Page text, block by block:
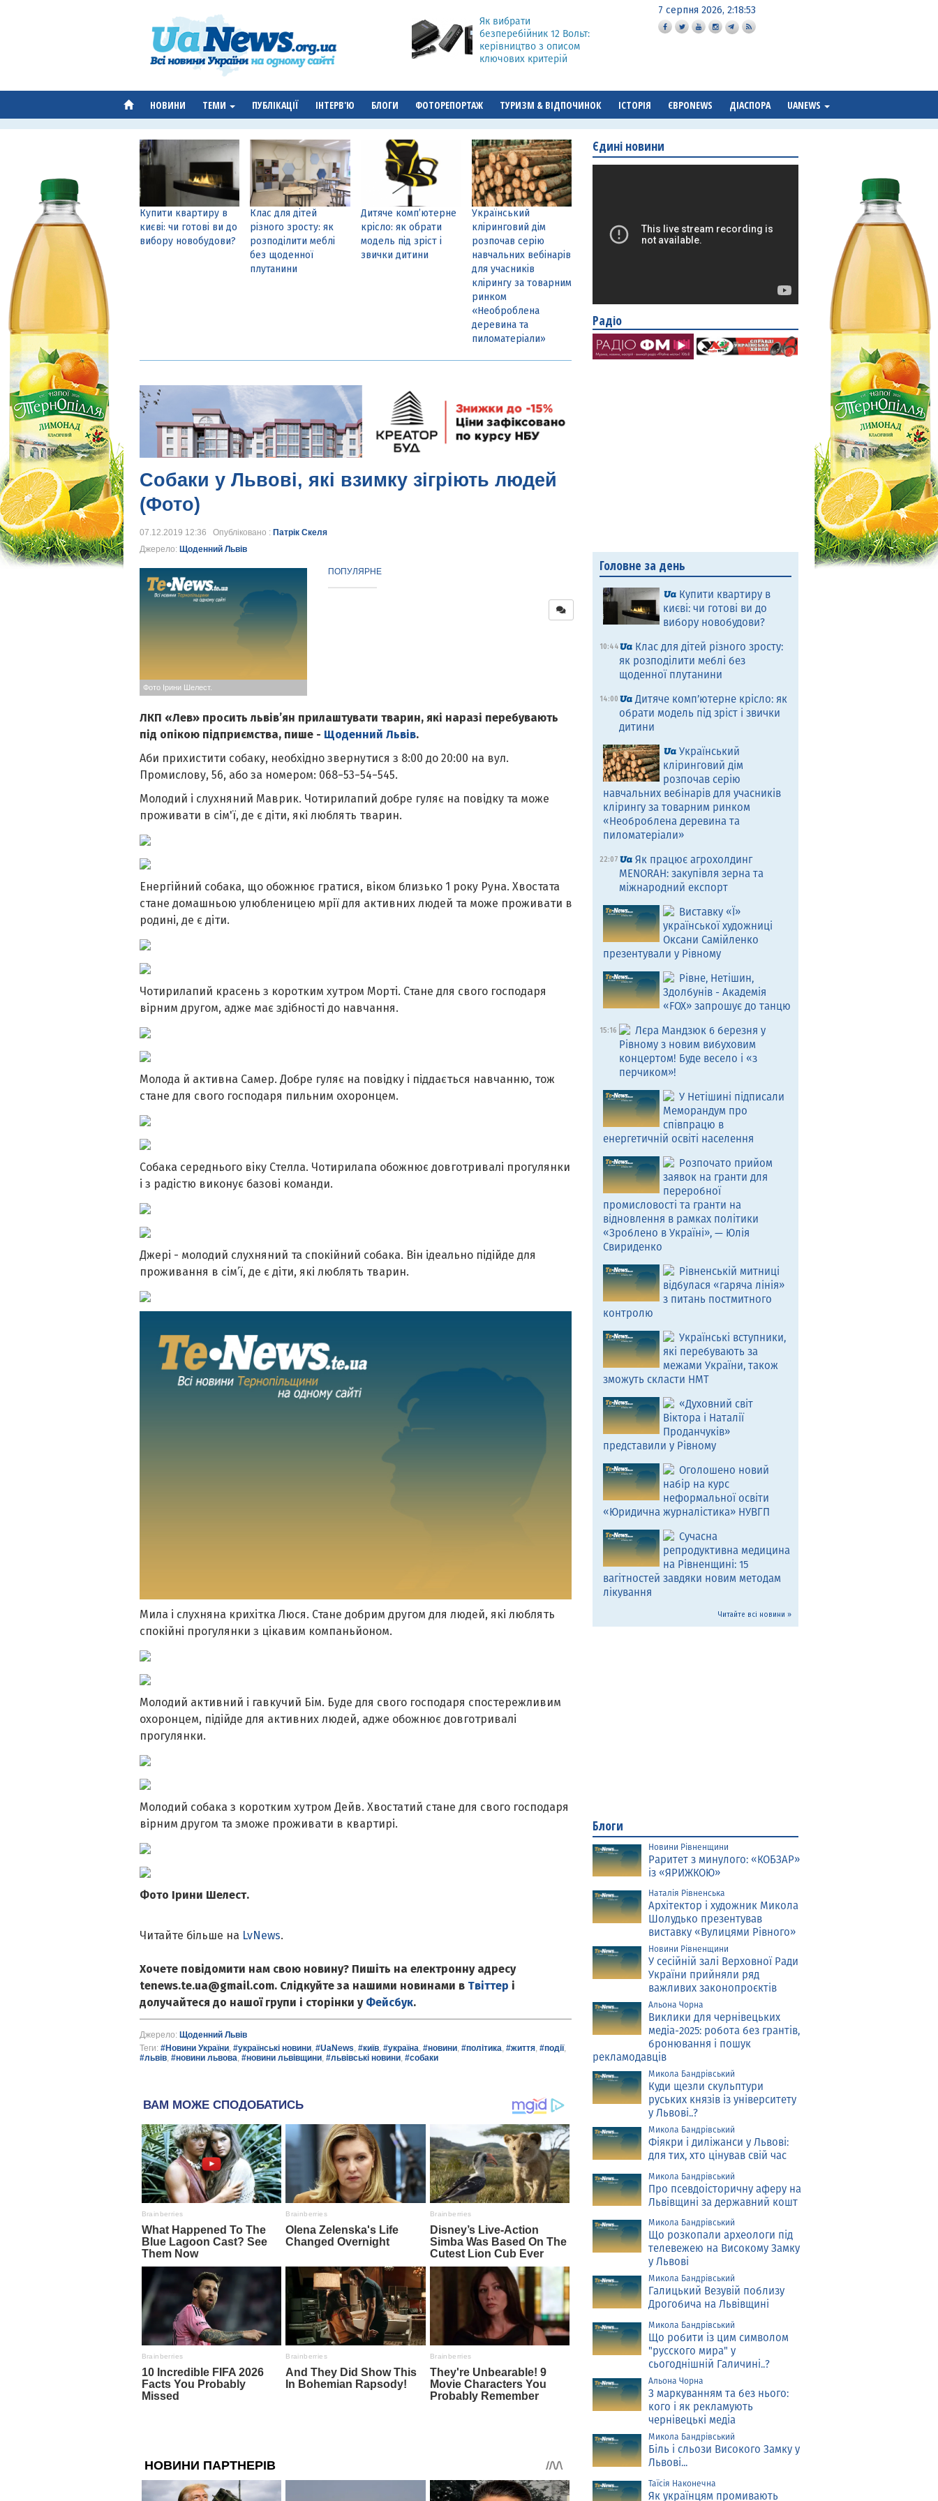
Як вибрати
безперебійник 12 Вольт:
керівництво з описом
ключових критерій
7 серпня 2026, 2:18:54
НОВИНИ ТЕМИ ПУБЛІКАЦІЇ ІНТЕРВ'Ю БЛОГИ ФОТОРЕПОРТАЖ ТУРИЗМ & ВІДПОЧИНОК ІСТОРІЯ ЄВРОNEWS ДІАСПОРА UANEWS
Купити квартиру в
києві: чи готові ви до
вибору новобудови?
Клас для дітей
різного зросту: як
розподілити меблі
без щоденної
плутанини
Дитяче комп’ютерне
крісло: як обрати
модель під зріст і
звички дитини
Український
кліринговий дім
розпочав серію
навчальних вебінарів
для учасників
клірингу за товарним
ринком
«Необроблена
деревина та
пиломатеріали»
Собаки у Львові, які взимку зігріють людей
(Фото)
07.12.2019 12:36 Опубліковано : Патрік Скеля
Джерело: Щоденний Львів
Фото Ірини Шелест.
ПОПУЛЯРНЕ
ЛКП «Лев» просить львів’ян прилаштувати тварин, які наразі перебувають
під опікою підприємства, пише - Щоденний Львів.
Аби прихистити собаку, необхідно звернутися з 8:00 до 20:00 на вул.
Промислову, 56, або за номером: 068−53−54−545.
Молодий і слухняний Маврик. Чотирилапий добре гуляє на повідку та може
проживати в сім'ї, де є діти, які люблять тварин.
Енергійний собака, що обожнює гратися, віком близько 1 року Руна. Хвостата
стане домашньою улюбленицею мрії для активних людей та може проживати в
родині, де є діти.
Чотирилапий красень з коротким хутром Морті. Стане для свого господаря
вірним другом, адже має здібності до навчання.
Молода й активна Самер. Добре гуляє на повідку і піддається навчанню, тож
стане для свого господаря пильним охоронцем.
Собака середнього віку Стелла. Чотирилапа обожнює довготривалі прогулянки
і з радістю виконує базові команди.
Джері - молодий слухняний та спокійний собака. Він ідеально підійде для
проживання в сім’ї, де є діти, які люблять тварин.
Мила і слухняна крихітка Люся. Стане добрим другом для людей, які люблять
спокійні прогулянки з цікавим компаньйоном.
Молодий активний і гавкучий Бім. Буде для свого господаря спостережливим
охоронцем, підійде для активних людей, адже обожнює довготривалі
прогулянки.
Молодий собака з коротким хутром Дейв. Хвостатий стане для свого господаря
вірним другом та зможе проживати в квартирі.
Фото Ірини Шелест.
Читайте більше на LvNews.
Хочете повідомити нам свою новину? Пишіть на електронну адресу
tenews.te.ua@gmail.com. Слідкуйте за нашими новинами в Твіттер і
долучайтеся до нашої групи і сторінки у Фейсбук.
Джерело: Щоденний Львів
Теги: #Новини України, #українські новини, #UaNews, #київ, #україна, #новини, #політика, #життя, #події,
#львів, #новини львова, #новини львівщини, #львівські новини, #собаки
Єдині новини
Радіо
Головне за день
Купити квартиру в
києві: чи готові ви до
вибору новобудови?
10:44
Клас для дітей різного зросту:
як розподілити меблі без
щоденної плутанини
14:00
Дитяче комп’ютерне крісло: як
обрати модель під зріст і звички
дитини
Український
кліринговий дім
розпочав серію
навчальних вебінарів для учасників
клірингу за товарним ринком
«Необроблена деревина та
пиломатеріали»
22:07
Як працює агрохолдинг
MENORAH: закупівля зерна та
міжнародний експорт
Виставку «Ї»
української художниці
Оксани Самійленко
презентували у Рівному
Рівне, Нетішин,
Здолбунів - Академія
«FOX» запрошує до танцю
15:16
Лєра Мандзюк 6 березня у
Рівному з новим вибуховим
концертом! Буде весело і «з
перчиком»!
У Нетішині підписали
Меморандум про
співпрацю в
енергетичній освіті населення
Розпочато прийом
заявок на гранти для
переробної
промисловості та гранти на
відновлення в рамках політики
«Зроблено в Україні», — Юлія
Свириденко
Рівненській митниці
відбулася «гаряча лінія»
з питань постмитного
контролю
Українські вступники,
які перебувають за
межами України, також
зможуть скласти НМТ
«Духовний світ
Віктора і Наталії
Проданчуків»
представили у Рівному
Оголошено новий
набір на курс
неформальної освіти
«Юридична журналістика» НУВГП
Сучасна
репродуктивна медицина
на Рівненщині: 15
вагітностей завдяки новим методам
лікування
Читайте всі новини »
Блоги
Новини Рівненщини
Раритет з минулого: «КОБЗАР»
із «ЯРИЖКОЮ»
Наталія Рівненська
Архітектор і художник Микола
Шолудько презентував
виставку «Вулицями Рівного»
Новини Рівненщини
У сесійній залі Верховної Ради
України прийняли ряд
важливих законопроєктів
Альона Чорна
Виклики для чернівецьких
медіа-2025: робота без грантів,
бронювання і пошук
рекламодавців
Микола Бандрівський
Куди щезли скульптури
руських князів із університету
у Львові..?
Микола Бандрівський
Фіякри і диліжанси у Львові:
для тих, хто цінував свій час
Микола Бандрівський
Про псевдоісторичну аферу на
Львівщині за державний кошт
Микола Бандрівський
Що розкопали археологи під
телевежею на Високому Замку
у Львові
Микола Бандрівський
Галицький Везувій поблизу
Дрогобича на Львівщині
Микола Бандрівський
Що робити із цим символом
"русского мира" у
сьогоднішній Галичині..?
Альона Чорна
З маркуванням та без нього:
кого і як рекламують
чернівецькі медіа
Микола Бандрівський
Біль і сльози Високого Замку у
Львові...
Таїсія Наконечна
Як українцям промивають